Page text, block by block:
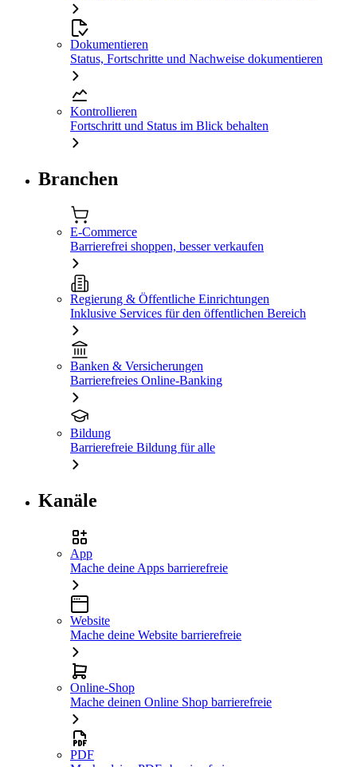
Dokumentieren
Status, Fortschritte und Nachweise dokumentieren
Kontrollieren
Fortschritt und Status im Blick behalten
Branchen
E-Commerce
Barrierefrei shoppen, besser verkaufen
Regierung & Öffentliche Einrichtungen
Inklusive Services für den öffentlichen Bereich
Banken & Versicherungen
Barrierefreies Online-Banking
Bildung
Barrierefreie Bildung für alle
Kanäle
App
Mache deine Apps barrierefreie
Website
Mache deine Website barrierefreie
Online-Shop
Mache deinen Online Shop barrierefreie
PDF